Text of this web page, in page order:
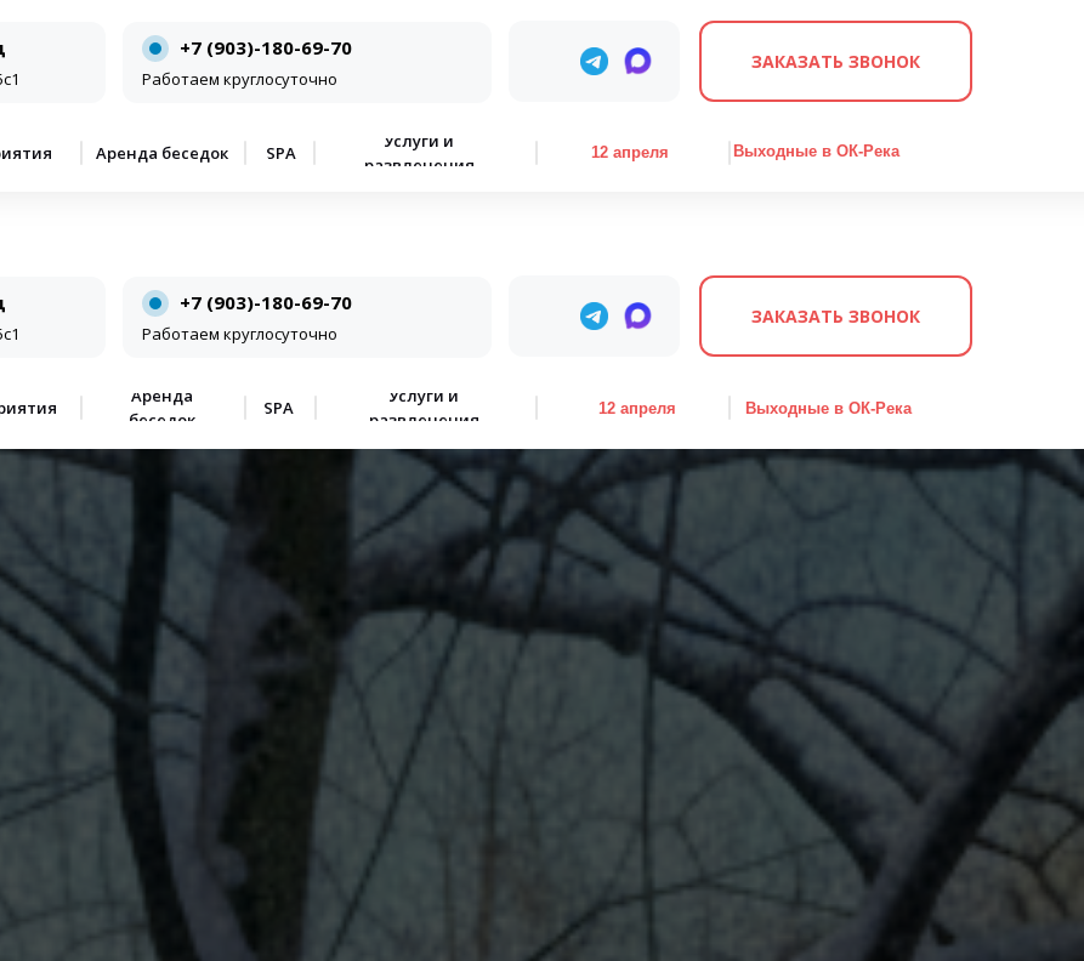
+7 (903)-180-69-70
Работаем круглосуточно
ЗАКАЗАТЬ ЗВОНОК
Аренда беседок
Услуги и
развлечения
SPA 12 апреля Выходные в ОК-Река
+7 (903)-180-69-70
Работаем круглосуточно
ЗАКАЗАТЬ ЗВОНОК
Аренда
беседок
Услуги и
развлечения
SPA 12 апреля Выходные в ОК-Река